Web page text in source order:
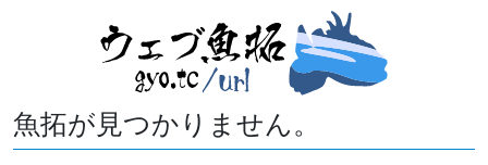
魚拓が見つかりません。